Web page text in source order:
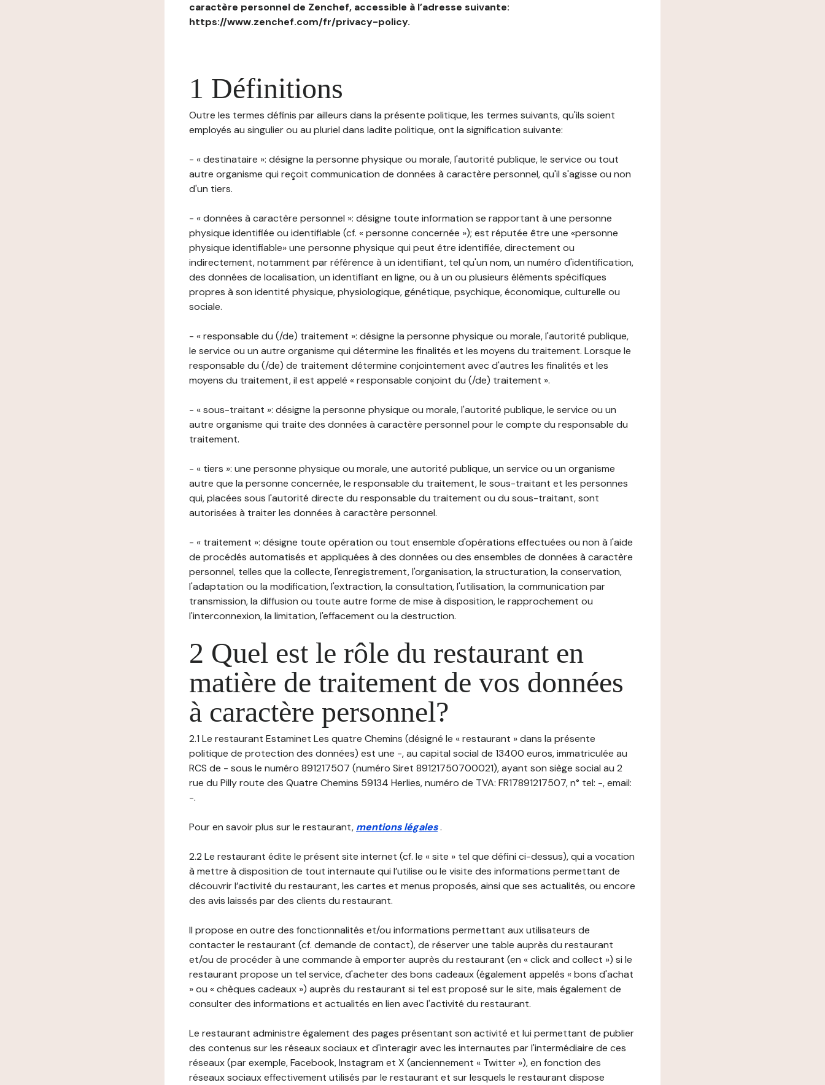
caractère personnel de Zenchef, accessible à l’adresse suivante:
https://www.zenchef.com/fr/privacy-policy.
1 Définitions
Outre les termes définis par ailleurs dans la présente politique, les termes suivants, qu'ils soient
employés au singulier ou au pluriel dans ladite politique, ont la signification suivante:
- « destinataire »: désigne la personne physique ou morale, l'autorité publique, le service ou tout
autre organisme qui reçoit communication de données à caractère personnel, qu'il s'agisse ou non
d'un tiers.
- « données à caractère personnel »: désigne toute information se rapportant à une personne
physique identifiée ou identifiable (cf. « personne concernée »); est réputée être une «personne
physique identifiable» une personne physique qui peut être identifiée, directement ou
indirectement, notamment par référence à un identifiant, tel qu'un nom, un numéro d'identification,
des données de localisation, un identifiant en ligne, ou à un ou plusieurs éléments spécifiques
propres à son identité physique, physiologique, génétique, psychique, économique, culturelle ou
sociale.
- « responsable du (/de) traitement »: désigne la personne physique ou morale, l'autorité publique,
le service ou un autre organisme qui détermine les finalités et les moyens du traitement. Lorsque le
responsable du (/de) de traitement détermine conjointement avec d'autres les finalités et les
moyens du traitement, il est appelé « responsable conjoint du (/de) traitement ».
- « sous-traitant »: désigne la personne physique ou morale, l'autorité publique, le service ou un
autre organisme qui traite des données à caractère personnel pour le compte du responsable du
traitement.
- « tiers »: une personne physique ou morale, une autorité publique, un service ou un organisme
autre que la personne concernée, le responsable du traitement, le sous-traitant et les personnes
qui, placées sous l'autorité directe du responsable du traitement ou du sous-traitant, sont
autorisées à traiter les données à caractère personnel.
- « traitement »: désigne toute opération ou tout ensemble d'opérations effectuées ou non à l'aide
de procédés automatisés et appliquées à des données ou des ensembles de données à caractère
personnel, telles que la collecte, l'enregistrement, l'organisation, la structuration, la conservation,
l'adaptation ou la modification, l'extraction, la consultation, l'utilisation, la communication par
transmission, la diffusion ou toute autre forme de mise à disposition, le rapprochement ou
l'interconnexion, la limitation, l'effacement ou la destruction.
2 Quel est le rôle du restaurant en
matière de traitement de vos données
à caractère personnel?
2.1 Le restaurant Estaminet Les quatre Chemins (désigné le « restaurant » dans la présente
politique de protection des données) est une -, au capital social de 13400 euros, immatriculée au
RCS de - sous le numéro 891217507 (numéro Siret 89121750700021), ayant son siège social au 2
rue du Pilly route des Quatre Chemins 59134 Herlies, numéro de TVA: FR17891217507, n° tel: -, email:
-.
Pour en savoir plus sur le restaurant, mentions légales.
2.2 Le restaurant édite le présent site internet (cf. le « site » tel que défini ci-dessus), qui a vocation
à mettre à disposition de tout internaute qui l’utilise ou le visite des informations permettant de
découvrir l’activité du restaurant, les cartes et menus proposés, ainsi que ses actualités, ou encore
des avis laissés par des clients du restaurant.
Il propose en outre des fonctionnalités et/ou informations permettant aux utilisateurs de
contacter le restaurant (cf. demande de contact), de réserver une table auprès du restaurant
et/ou de procéder à une commande à emporter auprès du restaurant (en « click and collect ») si le
restaurant propose un tel service, d'acheter des bons cadeaux (également appelés « bons d'achat
» ou « chèques cadeaux ») auprès du restaurant si tel est proposé sur le site, mais également de
consulter des informations et actualités en lien avec l'activité du restaurant.
Le restaurant administre également des pages présentant son activité et lui permettant de publier
des contenus sur les réseaux sociaux et d'interagir avec les internautes par l'intermédiaire de ces
réseaux (par exemple, Facebook, Instagram et X (anciennement « Twitter »), en fonction des
réseaux sociaux effectivement utilisés par le restaurant et sur lesquels le restaurant dispose